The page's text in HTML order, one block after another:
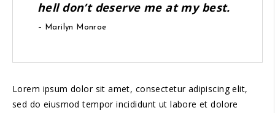
hell don’t deserve me at my best.
– Marilyn Monroe
Lorem ipsum dolor sit amet, consectetur adipiscing elit,
sed do eiusmod tempor incididunt ut labore et dolore